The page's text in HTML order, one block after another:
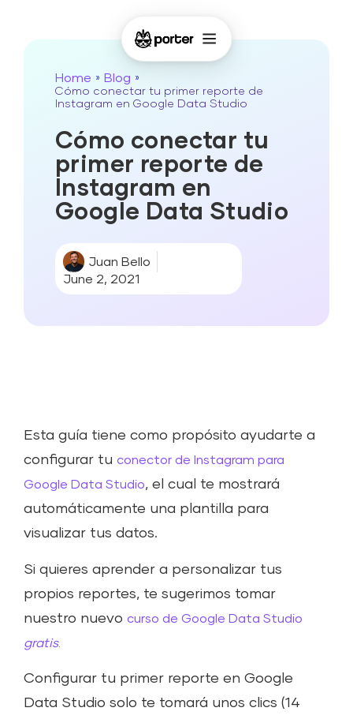
Home » Blog »
Cómo conectar tu primer reporte de
Instagram en Google Data Studio
Cómo conectar tu
primer reporte de
Instagram en
Google Data Studio
Juan Bello
June 2, 2021
Esta guía tiene como propósito ayudarte a
configurar tu conector de Instagram para
Google Data Studio, el cual te mostrará
automáticamente una plantilla para
visualizar tus datos.
Si quieres aprender a personalizar tus
propios reportes, te sugerimos tomar
nuestro nuevo curso de Google Data Studio
gratis.
Configurar tu primer reporte en Google
Data Studio solo te tomará unos clics (14